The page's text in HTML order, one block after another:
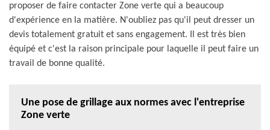
proposer de faire contacter Zone verte qui a beaucoup
d'expérience en la matière. N'oubliez pas qu'il peut dresser un
devis totalement gratuit et sans engagement. Il est très bien
équipé et c'est la raison principale pour laquelle il peut faire un
travail de bonne qualité.
Une pose de grillage aux normes avec l'entreprise
Zone verte